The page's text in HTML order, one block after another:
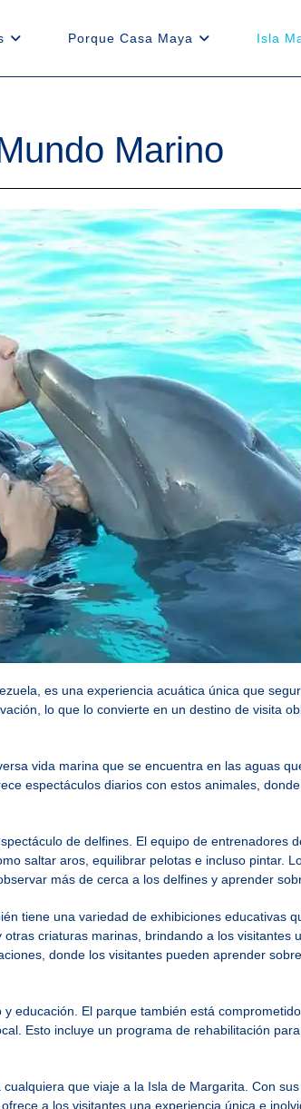
Porque Casa Maya Isla
Marino
es una experiencia acuática única que
lo que lo convierte en un destino de visita
vida marina que se encuentra en las aguas
espectáculos diarios con estos animales,
de delfines. El equipo de entrenadores
saltar aros, equilibrar pelotas e incluso pintar.
más de cerca a los delfines y aprender
tiene una variedad de exhibiciones educativas
criaturas marinas, brindando a los visitantes
donde los visitantes pueden aprender
educación. El parque también está
Esto incluye un programa de rehabilitación
que viaje a la Isla de Margarita. Con
a los visitantes una experiencia única e